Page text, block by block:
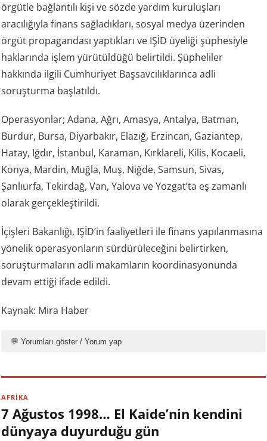
örgütle bağlantılı kişi ve sözde yardım kuruluşları
aracılığıyla finans sağladıkları, sosyal medya üzerinden
örgüt propagandası yaptıkları ve IŞİD üyeliği şüphesiyle
haklarında işlem yürütüldüğü belirtildi. Şüpheliler
hakkında ilgili Cumhuriyet Başsavcılıklarınca adli
soruşturma başlatıldı.
Operasyonlar; Adana, Ağrı, Amasya, Antalya, Batman,
Burdur, Bursa, Diyarbakır, Elazığ, Erzincan, Gaziantep,
Hatay, Iğdır, İstanbul, Karaman, Kırklareli, Kilis, Kocaeli,
Konya, Mardin, Muğla, Muş, Niğde, Samsun, Sivas,
Şanlıurfa, Tekirdağ, Van, Yalova ve Yozgat’ta eş zamanlı
olarak gerçekleştirildi.
İçişleri Bakanlığı, IŞİD’in faaliyetleri ile finans yapılanmasına
yönelik operasyonların sürdürüleceğini belirtirken,
soruşturmaların adli makamların koordinasyonunda
devam ettiği ifade edildi.
Kaynak: Mira Haber
💬 Yorumları göster / Yorum yap
AFRİKA
7 Ağustos 1998… El Kaide’nin kendini
dünyaya duyurduğu gün